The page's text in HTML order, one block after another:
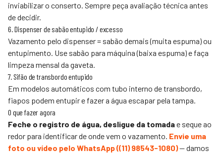
inviabilizar o conserto. Sempre peça avaliação técnica antes
de decidir.
6. Dispenser de sabão entupido / excesso
Vazamento pelo dispenser = sabão demais (muita espuma) ou
entupimento. Use sabão para máquina (baixa espuma) e faça
limpeza mensal da gaveta.
7. Sifão de transbordo entupido
Em modelos automáticos com tubo interno de transbordo,
fiapos podem entupir e fazer a água escapar pela tampa.
O que fazer agora
Feche o registro de água, desligue da tomadae seque ao
redor para identificar de onde vem o vazamento. Envie uma
foto ou vídeo pelo WhatsApp ((11) 98543-1080)— damos